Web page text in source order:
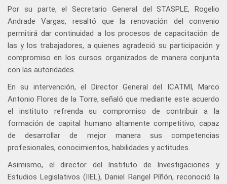
Por su parte, el Secretario General del STASPLE, Rogelio
Andrade Vargas, resaltó que la renovación del convenio
permitirá dar continuidad a los procesos de capacitación de
las y los trabajadores, a quienes agradeció su participación y
compromiso en los cursos organizados de manera conjunta
con las autoridades.
En su intervención, el Director General del ICATMI, Marco
Antonio Flores de la Torre, señaló que mediante este acuerdo
el instituto refrenda su compromiso de contribuir a la
formación de capital humano altamente competitivo, capaz
de desarrollar de mejor manera sus competencias
profesionales, conocimientos, habilidades y actitudes.
Asimismo, el director del Instituto de Investigaciones y
Estudios Legislativos (IIEL), Daniel Rangel Píñón, reconoció la